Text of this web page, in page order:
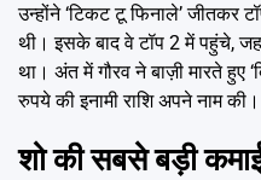
उन्होंने ‘टिकट टू फिनाले’ जीतकर
थी। इसके बाद वे टॉप 2 में पहुंचे,
था। अंत में गौरव ने बाज़ी मारते हुए
रुपये की इनामी राशि अपने नाम की।
शो की सबसे बड़ी